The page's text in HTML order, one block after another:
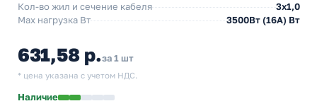
Кол-во жил и сечение кабеля
3х1,0
Max нагрузка Вт
3500Вт (16А) Вт
631,58 р.за 1 шт
* цена указана с учетом НДС.
Наличие